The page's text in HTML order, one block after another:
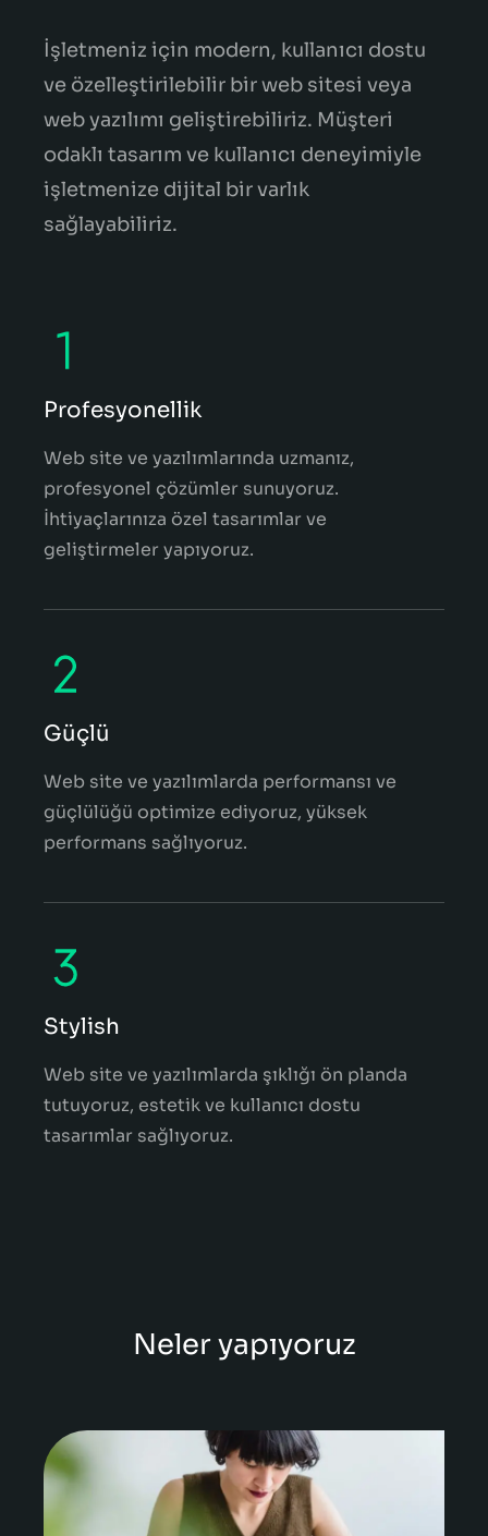
İşletmeniz için modern, kullanıcı dostu
ve özelleştirilebilir bir web sitesi veya
web yazılımı geliştirebiliriz. Müşteri
odaklı tasarım ve kullanıcı deneyimiyle
işletmenize dijital bir varlık
sağlayabiliriz.
Profesyonellik
Web site ve yazılımlarında uzmanız,
profesyonel çözümler sunuyoruz.
İhtiyaçlarınıza özel tasarımlar ve
geliştirmeler yapıyoruz.
Güçlü
Web site ve yazılımlarda performansı ve
güçlülüğü optimize ediyoruz, yüksek
performans sağlıyoruz.
Stylish
Web site ve yazılımlarda şıklığı ön planda
tutuyoruz, estetik ve kullanıcı dostu
tasarımlar sağlıyoruz.
Neler yapıyoruz